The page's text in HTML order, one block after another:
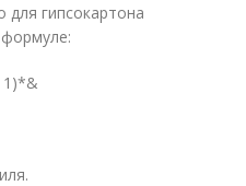
гипсокартона